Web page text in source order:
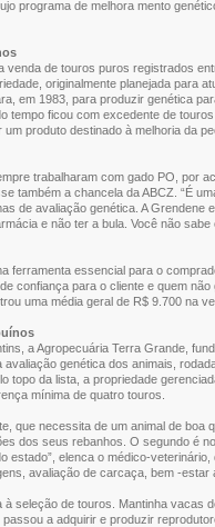
programa de melhora mento
venda de touros puros registrados
originalmente planejada para
em 1983, para produzir genética
ficou com excedente de
produto destinado à melhoria da
trabalharam com gado PO, por
também a chancela da ABCZ. “É
de avaliação genética. A Grendene
e não ter a bula. Você não
ferramenta essencial para o
confiança para o cliente e quem não
uma média geral de R$ 9.700 na
a Agropecuária Terra Grande,
genética dos animais,
topo da lista, a propriedade
mínima de quatro touros.
que necessita de um animal de boa
dos seus rebanhos. O segundo é
elenca o médico-
avaliação de carcaça, bem -estar
seleção de touros. Mantinha vacas
a adquirir e produzir